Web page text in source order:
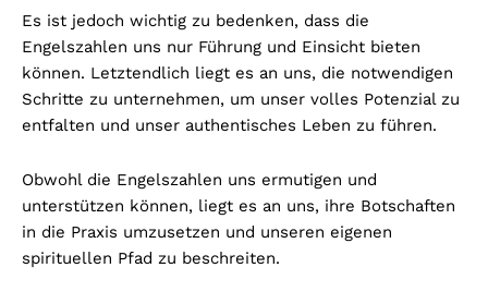
Es ist jedoch wichtig zu bedenken, dass die
Engelszahlen uns nur Führung und Einsicht bieten
können. Letztendlich liegt es an uns, die notwendigen
Schritte zu unternehmen, um unser volles Potenzial zu
entfalten und unser authentisches Leben zu führen.
Obwohl die Engelszahlen uns ermutigen und
unterstützen können, liegt es an uns, ihre Botschaften
in die Praxis umzusetzen und unseren eigenen
spirituellen Pfad zu beschreiten.